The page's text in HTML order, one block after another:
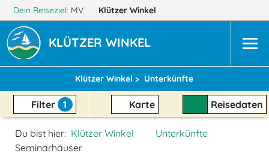
Dein Reiseziel: MV Klützer Winkel
KLÜTZER WINKEL
Klützer Winkel > Unterkünfte
Filter 1 Karte Reisedaten
Du bist hier: Klützer Winkel
Unterkünfte
Seminarhäuser